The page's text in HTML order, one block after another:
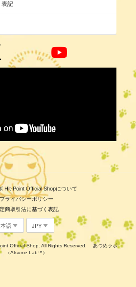
表記
Hit-Point Official Shopについて
プライバシーポリシー
商取引法に基づく表記
Official Shop. All Rights Reserved. あつめラボ
（Atsume Lab™）